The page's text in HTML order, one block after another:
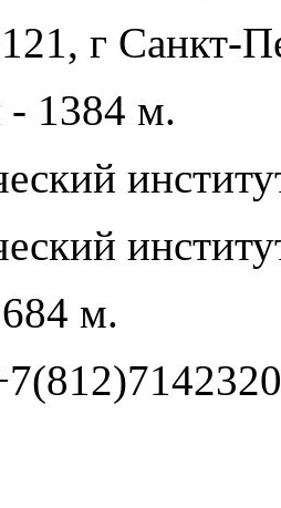
г Санкт-
- 1384 м.
м.